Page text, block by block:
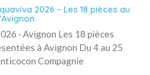
2026 – Les 18 pièces au
· Avignon Les 18 pièces
à Avignon Du 4 au 25
Compagnie